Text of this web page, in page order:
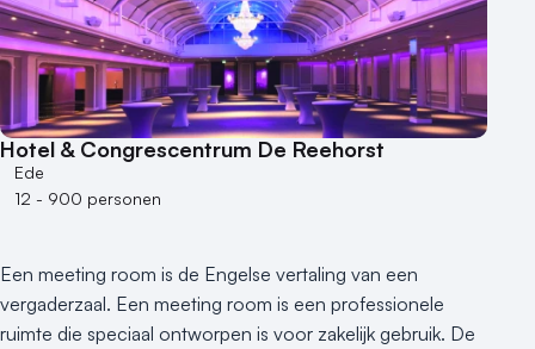
10 of meer zalen
Aantal personen
1 - 50 personen
50 - 100 personen
100 - 250 personen
250 - 500 personen
Buitenlocatie
Duurzame locatie
Hotel & Congrescentrum De Reehorst
Ede
12 - 900 personen
Een meeting room is de Engelse vertaling van een
vergaderzaal. Een meeting room is een professionele
ruimte die speciaal ontworpen is voor zakelijk gebruik. De